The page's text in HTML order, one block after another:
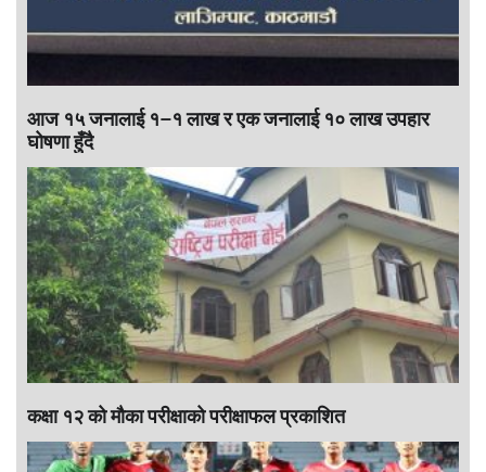
आज १५ जनालाई १–१ लाख र एक जनालाई १० लाख उपहार
घोषणा हुँदै
कक्षा १२ को मौका परीक्षाको परीक्षाफल प्रकाशित